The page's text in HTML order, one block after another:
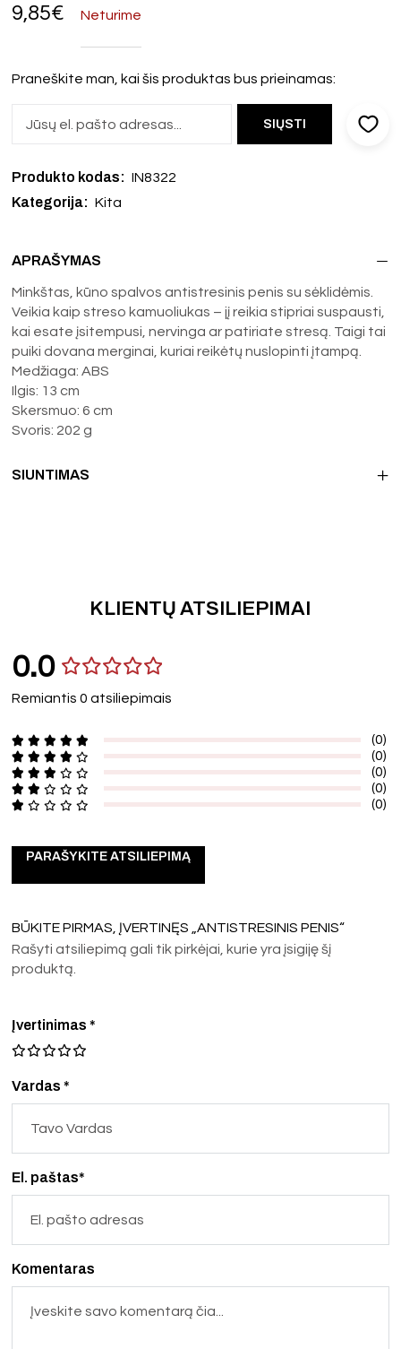
9,85€ Neturime
Praneškite man, kai šis produktas bus prieinamas:
Produkto kodas: IN8322
Kategorija: Kita
APRAŠYMAS
Minkštas, kūno spalvos antistresinis penis su sėklidėmis.
Veikia kaip streso kamuoliukas – jį reikia stipriai suspausti,
kai esate įsitempusi, nervinga ar patiriate stresą. Taigi tai
puiki dovana merginai, kuriai reikėtų nuslopinti įtampą.
Medžiaga: ABS
Ilgis: 13 cm
Skersmuo: 6 cm
Svoris: 202 g
SIUNTIMAS
KLIENTŲ ATSILIEPIMAI
0.0
Remiantis 0 atsiliepimais
(0)
(0)
(0)
(0)
(0)
PARAŠYKITE ATSILIEPIMĄ
BŪKITE PIRMAS, ĮVERTINĘS „ANTISTRESINIS PENIS“
Rašyti atsiliepimą gali tik pirkėjai, kurie yra įsigiję šį
produktą.
Vardas *
El. paštas*
Įvertinimas*
Komentaras